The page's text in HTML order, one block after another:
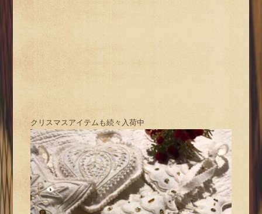
クリスマスアイテムも続々入荷中